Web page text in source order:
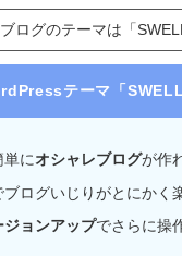
ログのテーマは「
テーマ「
単にオシャレブログが作
ブログいじりがとにかく
ジョンアップでさらに操